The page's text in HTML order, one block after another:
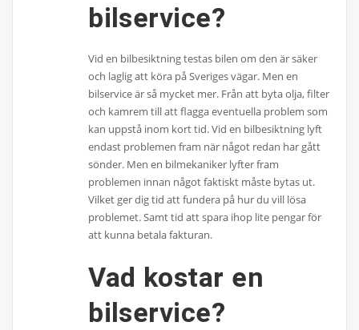
bilservice?
Vid en bilbesiktning testas bilen om den är säker
och laglig att köra på Sveriges vägar. Men en
bilservice är så mycket mer. Från att byta olja, filter
och kamrem till att flagga eventuella problem som
kan uppstå inom kort tid. Vid en bilbesiktning lyft
endast problemen fram när något redan har gått
sönder. Men en bilmekaniker lyfter fram
problemen innan något faktiskt måste bytas ut.
Vilket ger dig tid att fundera på hur du vill lösa
problemet. Samt tid att spara ihop lite pengar för
att kunna betala fakturan.
Vad kostar en
bilservice?